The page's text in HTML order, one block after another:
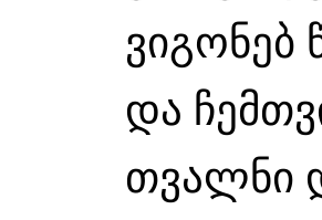
და
თვალნი